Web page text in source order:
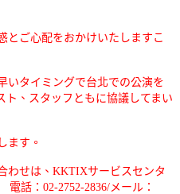
とご心配をおかけいたしますこ
いタイミングで台北での公演を
ト、スタッフともに協議してまい
ます。
わせは、KKTIXサービスセンタ
話：02-2752-2836/メール：